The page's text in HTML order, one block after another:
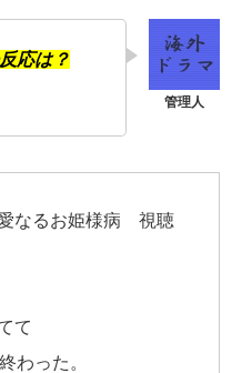
応は？
なるお姫様病 視聴
て
わった。